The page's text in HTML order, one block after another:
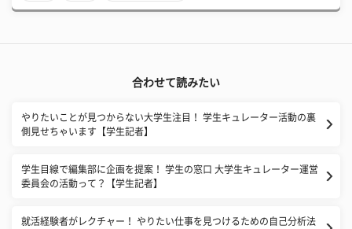
合わせて読みたい
やりたいことが見つからない大学生注目！ 学生キュレーター活動の裏
側見せちゃいます【学生記者】
学生目線で編集部に企画を提案！ 学生の窓口 大学生キュレーター運営
委員会の活動って？【学生記者】
就活経験者がレクチャー！ やりたい仕事を見つけるための自己分析法